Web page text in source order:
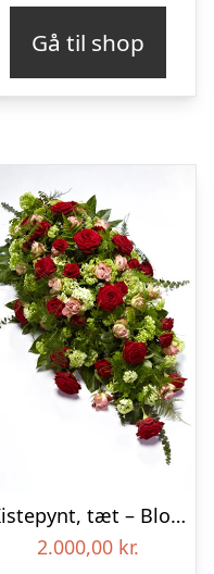
Gå til shop
Kistepynt, tæt – Blomster til begravelse
2.000,00 kr.